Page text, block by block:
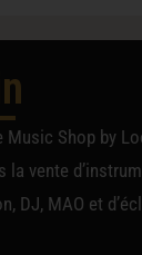
Music Shop by
vente
DJ, MAO et